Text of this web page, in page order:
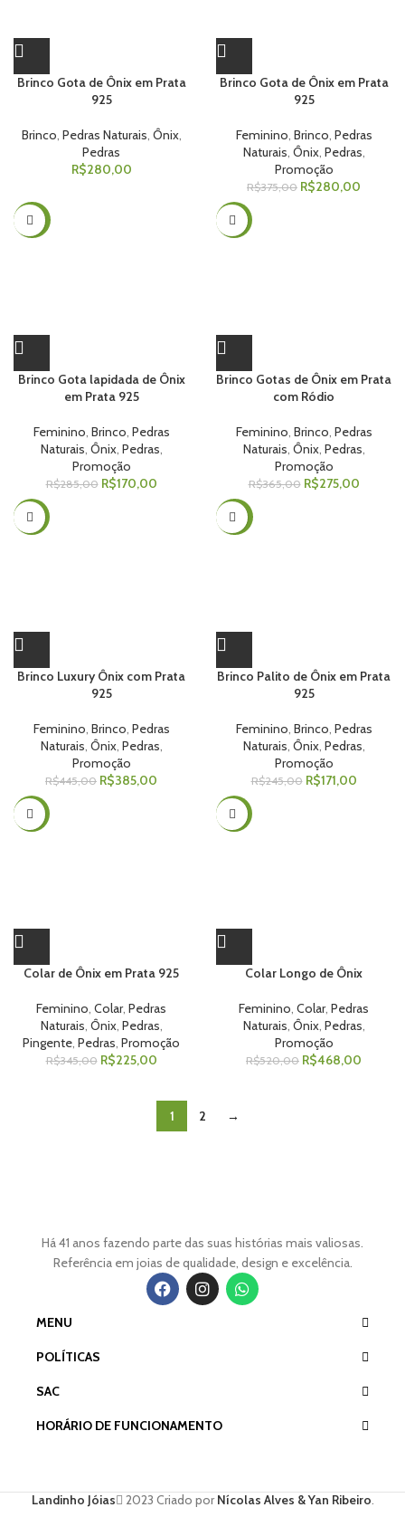
Brinco Gota de Ônix em Prata
925
Brinco, Pedras Naturais, Ônix,
Pedras
R$280,00
Brinco Gota de Ônix em Prata
925
Feminino, Brinco, Pedras
Naturais, Ônix, Pedras,
Promoção
R$375,00 R$280,00
-40%
Brinco Gota lapidada de Ônix
em Prata 925
Feminino, Brinco, Pedras
Naturais, Ônix, Pedras,
Promoção
R$285,00 R$170,00
-25%
Brinco Gotas de Ônix em Prata
com Ródio
Feminino, Brinco, Pedras
Naturais, Ônix, Pedras,
Promoção
R$365,00 R$275,00
-13%
Brinco Luxury Ônix com Prata
925
Feminino, Brinco, Pedras
Naturais, Ônix, Pedras,
Promoção
R$445,00 R$385,00
-30%
Brinco Palito de Ônix em Prata
925
Feminino, Brinco, Pedras
Naturais, Ônix, Pedras,
Promoção
R$245,00 R$171,00
-35%
Colar de Ônix em Prata 925
Feminino, Colar, Pedras
Naturais, Ônix, Pedras,
Pingente, Pedras, Promoção
R$345,00 R$225,00
-10%
Colar Longo de Ônix
Feminino, Colar, Pedras
Naturais, Ônix, Pedras,
Promoção
R$520,00 R$468,00
1 2 →
Há 41 anos fazendo parte das suas histórias mais valiosas.
Referência em joias de qualidade, design e excelência.
MENU
POLÍTICAS
SAC
HORÁRIO DE FUNCIONAMENTO
Landinho Jóias 2023 Criado porNícolas Alves & Yan Ribeiro.